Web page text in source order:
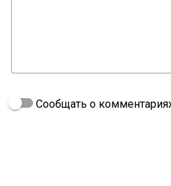
Сообщать о